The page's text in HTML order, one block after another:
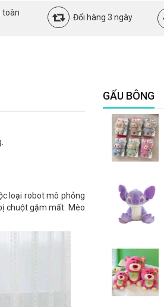
toàn
Đổi hàng 3 ngày
loại robot mô phỏng
chuột gặm mất. Mèo
GẤU BÔNG